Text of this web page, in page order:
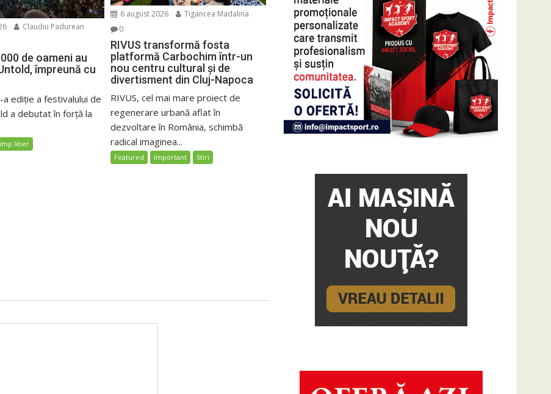
Claudiu Padurean
de oameni au
împreună cu
a ediție a festivalului de
a debutat în forță la
liber
6 august 2026
Tigancea Madalina
0
RIVUS transformă fosta
platformă Carbochim într-un
nou centru cultural și de
divertisment din Cluj-Napoca
RIVUS, cel mai mare proiect de
regenerare urbană aflat în
dezvoltare în România, schimbă
radical imaginea...
Featured Important Stiri